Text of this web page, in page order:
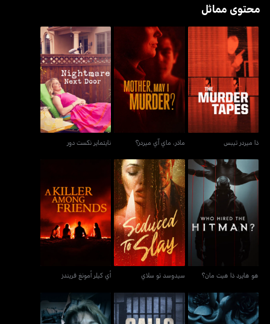
محتوى مماثل
ذا ميردر تيبس
ذا ميردر تيبس
ماذر، ماي آي ميردر؟
ماذر، ماي آي ميردر؟
نايتماير نكست دور
نايتماير نكست دور
هو هايرد ذا هيت مان؟
هو هايرد ذا هيت مان؟
سيدوسد تو سلاي
سيدوسد تو سلاي
أي كيلر أمونغ فريندز
أي كيلر أمونغ فريندز